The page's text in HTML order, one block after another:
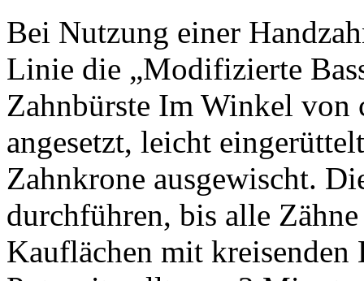
Bei Nutzung einer
Linie die „Modifizierte
Zahnbürste Im Winkel von
angesetzt, leicht
Zahnkrone ausgewischt.
durchführen, bis alle
Kauflächen mit kreisenden